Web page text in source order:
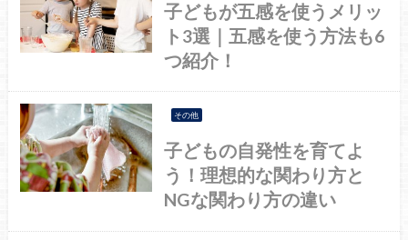
子どもが五感を使うメリッ
ト3選｜五感を使う方法も6
つ紹介！
その他
子どもの自発性を育てよ
う！理想的な関わり方と
NGな関わり方の違い